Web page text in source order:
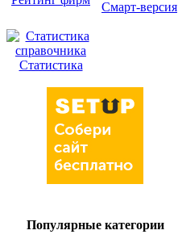
Смарт-версия
Статистика
Популярные категории